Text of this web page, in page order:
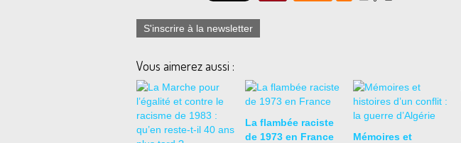
S'inscrire à la newsletter
Vous aimerez aussi :
La flambée raciste
de 1973 en France
Mémoires et